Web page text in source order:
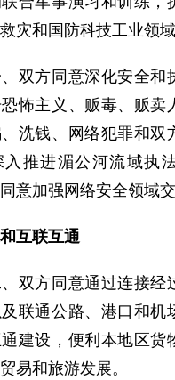
灾和国防科技工业领域
方同意深化安全和
怖主义、贩毒、贩卖
洗钱、网络犯罪和双
入推进湄公河流域执
意加强网络安全领域交
互联互通
方同意通过连接经
联通公路、港口和机
建设，便利本地区货
易和旅游发展。